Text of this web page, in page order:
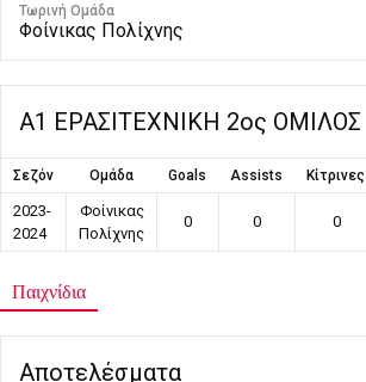
Τωρινή Ομάδα
Φοίνικας Πολίχνης
Α1 ΕΡΑΣΙΤΕΧΝΙΚΗ 2ος ΟΜΙΛΟΣ
Σεζόν Ομάδα Goals Assists Κίτρινες
2023-
2024
Φοίνικας
Πολίχνης
0 0 0
Παιχνίδια
Αποτελέσματα